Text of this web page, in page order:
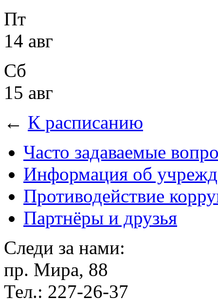
Пт
14 авг
Сб
15 авг
← К расписанию
Часто задаваемые
Информация об
Противодействие
Партнёры и друзья
Следи за нами:
пр. Мира, 88
Тел.: 227-26-37